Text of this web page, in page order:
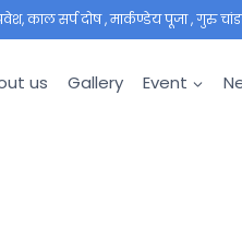
काल सर्प दोष , मार्कण्डेय पूजा , गुरु
us Gallery Event